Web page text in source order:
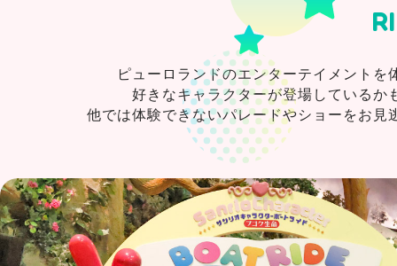
ピューロランドのエンターテイメントを
好きなキャラクターが登場しているか
他では体験できないパレードやショーをお見